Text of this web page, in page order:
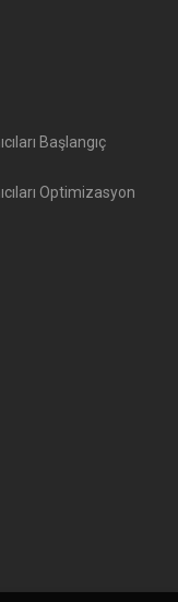
Başlangıç
Optimizasyon